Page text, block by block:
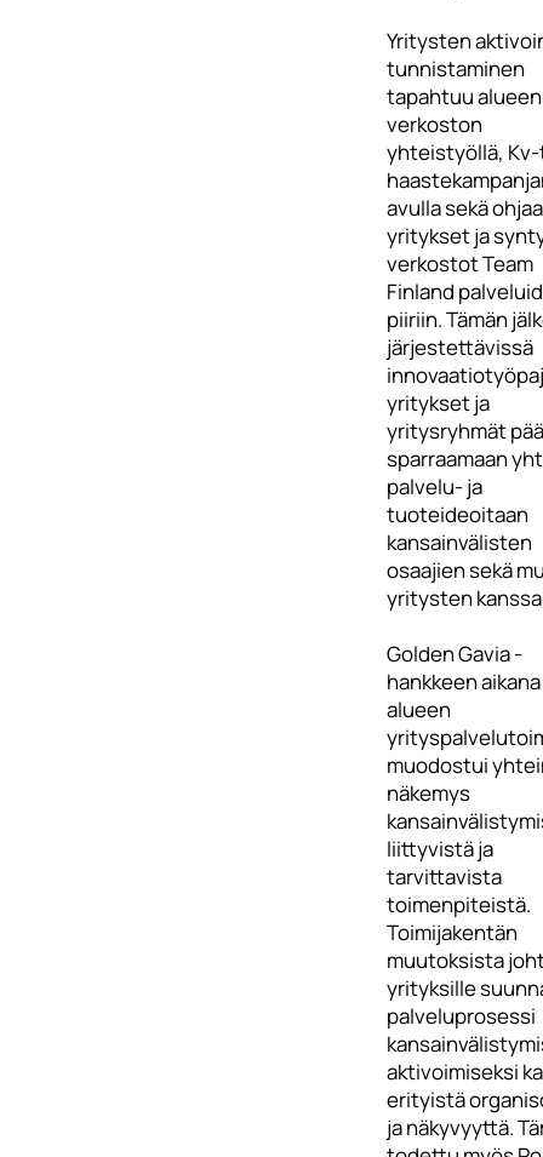
Yritysten
tunnistaminen
tapahtuu alueen
verkoston
yhteistyöllä,
avulla sekä
yritykset ja
verkostot Team
Finland
piiriin. Tämän
järjestettävissä
yritykset ja
yritysryhmät
sparraamaan
palvelu- ja
tuoteideoitaan
kansainvälisten
osaajien sekä
yritysten
Golden Gavia -
hankkeen aikana
alueen
muodostui
näkemys
liittyvistä ja
tarvittavista
toimenpiteistä.
Toimijakentän
muutoksista
yrityksille
palveluprosessi
aktivoimiseksi
erityistä
ja näkyvyyttä.